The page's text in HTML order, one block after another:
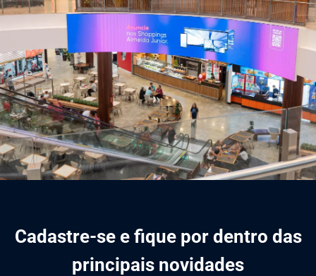
Cadastre-se e fique por dentro das
principais novidades